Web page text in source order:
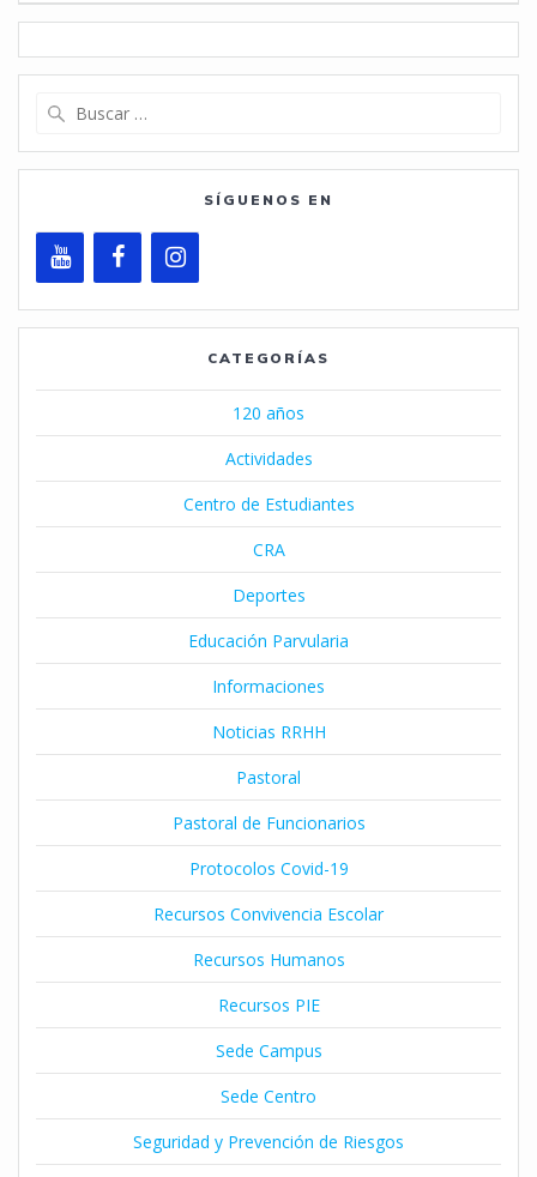
entradas
SÍGUENOS EN
CATEGORÍAS
120 años
Actividades
Centro de Estudiantes
CRA
Deportes
Educación Parvularia
Informaciones
Noticias RRHH
Pastoral
Pastoral de Funcionarios
Protocolos Covid-19
Recursos Convivencia Escolar
Recursos Humanos
Recursos PIE
Sede Campus
Sede Centro
Seguridad y Prevención de Riesgos